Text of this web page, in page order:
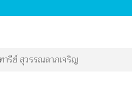
รีย์ สุวรรณลาภเจริญ